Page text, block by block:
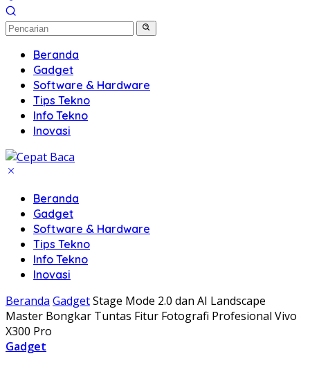
Beranda
Gadget
Software & Hardware
Tips Tekno
Info Tekno
Inovasi
Beranda
Gadget
Software & Hardware
Tips Tekno
Info Tekno
Inovasi
Beranda GadgetStage Mode 2.0 dan AI Landscape
Master Bongkar Tuntas Fitur Fotografi Profesional Vivo
X300 Pro
Gadget